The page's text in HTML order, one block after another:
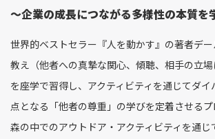
～企業の成長につながる多様性の本質を
世界的ベストセラー『人を動かす』の著者デ
教え（他者への真摯な関心、傾聴、相手の立場
を座学で習得し、アクティビティを通じてダイ
点となる「他者の尊重」の学びを定着させるプ
森の中でのアウトドア・アクティビティを通じ